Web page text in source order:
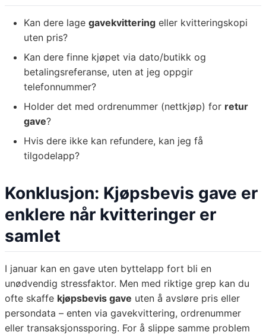
Kan dere lage gavekvittering eller kvitteringskopi
uten pris?
Kan dere finne kjøpet via dato/butikk og
betalingsreferanse, uten at jeg oppgir
telefonnummer?
Holder det med ordrenummer (nettkjøp) for retur
gave?
Hvis dere ikke kan refundere, kan jeg få
tilgodelapp?
Konklusjon: Kjøpsbevis gave er
enklere når kvitteringer er
samlet
I januar kan en gave uten byttelapp fort bli en
unødvendig stressfaktor. Men med riktige grep kan du
ofte skaffe kjøpsbevis gave uten å avsløre pris eller
persondata – enten via gavekvittering, ordrenummer
eller transaksjonssporing. For å slippe samme problem